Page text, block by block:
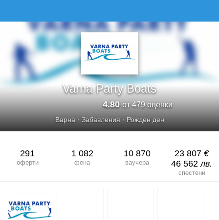
Varna Party Boats
4.80от 479 оценки
Варна· Забавления· Рожден ден
291
оферти
1 082
фена
10 870
ваучера
23 807 €
46 562лв.
спестени